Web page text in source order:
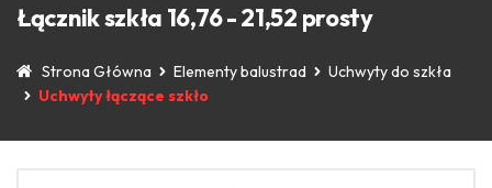
Łącznik szkła 16,76 - 21,52 prosty
Strona Główna Elementy balustrad
Uchwyty do szkła
Uchwyty łączące szkło